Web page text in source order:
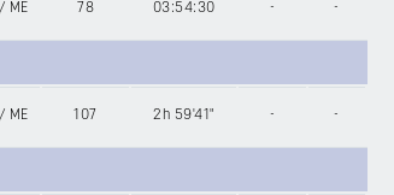
/ ME 78 03:54:30 - -
/ ME 107 2h 59'41" - -